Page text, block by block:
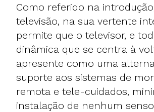
Como referido na
televisão, na sua vertente
permite que o televisor, e
dinâmica que se centra à
apresente como uma
suporte aos sistemas de
remota e tele-cuidados,
instalação de nenhum